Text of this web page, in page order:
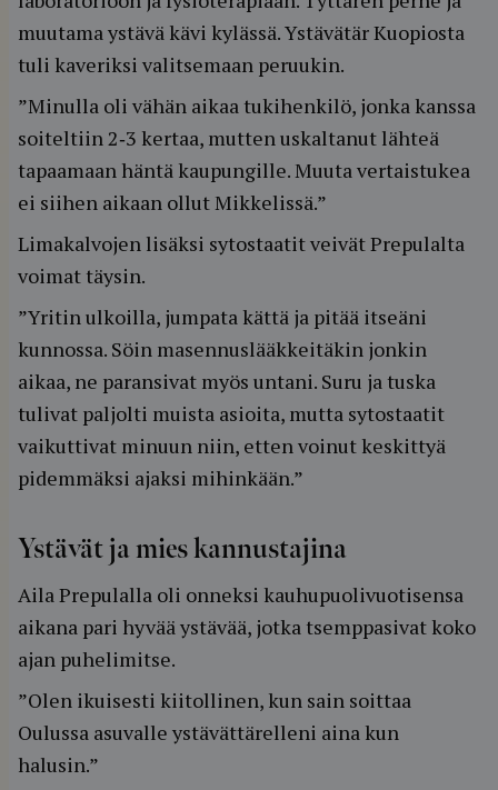
muutama ystävä kävi kylässä. Ystävätär Kuopiosta
tuli kaveriksi valitsemaan peruukin.
”Minulla oli vähän aikaa tukihenkilö, jonka kanssa
soiteltiin 2‐3 kertaa, mutten uskaltanut lähteä
tapaamaan häntä kaupungille. Muuta vertaistukea
ei siihen aikaan ollut Mikkelissä.”
Limakalvojen lisäksi sytostaatit veivät Prepulalta
voimat täysin.
”Yritin ulkoilla, jumpata kättä ja pitää itseäni
kunnossa. Söin masennuslääkkeitäkin jonkin
aikaa, ne paransivat myös untani. Suru ja tuska
tulivat paljolti muista asioita, mutta sytostaatit
vaikuttivat minuun niin, etten voinut keskittyä
pidemmäksi ajaksi mihinkään.”
Ystävät ja mies kannustajina
Aila Prepulalla oli onneksi kauhupuolivuotisensa
aikana pari hyvää ystävää, jotka tsemppasivat koko
ajan puhelimitse.
”Olen ikuisesti kiitollinen, kun sain soittaa
Oulussa asuvalle ystävättärelleni aina kun
halusin.”